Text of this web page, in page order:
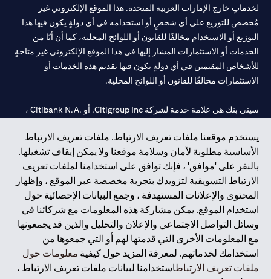
يستخدم موقعنا ملفات تعريف الارتباط. ملفات تعريف الارتباط
الأساسية مطلوبة لأمان وسلامة موقعنا ولا يمكن إيقاف تشغيلها.
بالنقر على 'موافق' ، فإنك توافق على استخدامنا لملفات تعريف
الارتباط التسويقية لتزويدك بتجربة مخصصة عبر الموقع ، وإظهار
المحتوى والإعلانات المستهدفة ، وجمع البيانات الإحصائية حول
استخدام الموقع. يمكن مشاركة هذه المعلومات مع شركائنا في
وسائل التواصل الاجتماعي والإعلان والتحليل والذين قد يجمعونها
مع المعلومات الأخرى التي قدمتها لهم أو التي جمعوها من
استخدامك لخدماتهم. لمعرفة المزيد حول كيفية معلومات حول
ملفات تعريف الارتباطاستخدامنا لبيانات ملفات تعريف الارتباط ،
لخدماتٍ خارج الإمارات العربية المتحدة. هذا الموقع الإلكتروني غير
مُخصص للتوزيع على أي شخصٍ أو استخدامه في أي دولةٍ يكون فيها هذا
التوزيع أو الاستخدام مخالفًا للقانون أو اللوائح المحلية، كما أن أيًا من
الخدمات أو الاستثمارات المشار إليها في هذا الموقع الإلكتروني غير متاحةٍ
للأشخاص المقيمين في أي دولةٍ يكون فيها تقديم هذه الخدمات أو
الاستثمارات مخالفًا للقانون أو اللوائح المحلية.
سيتي بنك هي علامة خدمة لشركة Citigroup Inc. أو .Citibank N.A ،
سيتي بنك إن. إيه. الإمارات مسجل لدى مصرف الإمارات المركزي تحت
أرقام التراخيص 202563 لفرع الوصل في دبي، 531989 لفرع مول
الإمارات في دبي، وCN-1002019لفرع أبوظبي. هاتف: 4000 311 04.
فرع سيتي بنك إن إيه - الإمارات العربية المتحدة مرخص من مصرف
الإمارات العربية المتحدة المركزي كفرع لبنك أجنبي.
سيتي بنك إن إيه الإمارات العربية المتحدة مرخص من هيئة الأوراق المالية
والسلع في الإمارات العربية المتحدة ("SCA") للقيام بالنشاط المالي لـ أ)
الاستشارات المالية والتعريف والترويج بموجب ترخيص رقم
20200000097 ب) وسيط تداول في الأسواق الدولية بموجب ترخيص